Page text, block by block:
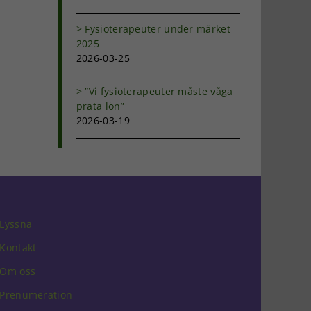
Fysioterapeuter under märket
2025
2026-03-25
”Vi fysioterapeuter måste våga
prata lön”
2026-03-19
Lyssna
Kontakt
Om oss
Prenumeration